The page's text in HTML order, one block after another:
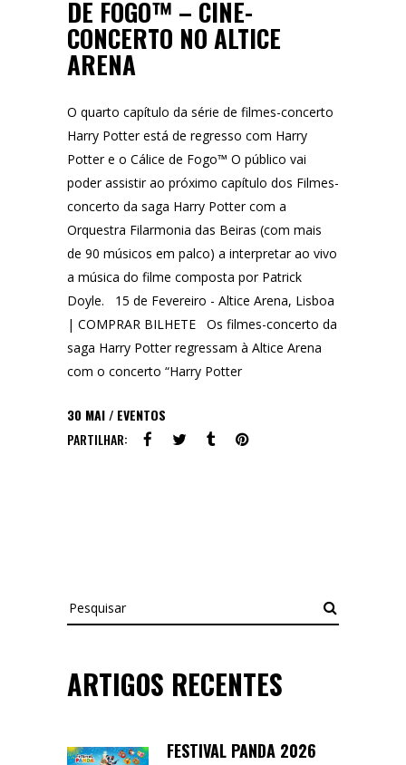
DE FOGO™ – CINE-
CONCERTO NO ALTICE
ARENA
O quarto capítulo da série de filmes-concerto
Harry Potter está de regresso com Harry
Potter e o Cálice de Fogo™ O público vai
poder assistir ao próximo capítulo dos Filmes-
concerto da saga Harry Potter com a
Orquestra Filarmonia das Beiras (com mais
de 90 músicos em palco) a interpretar ao vivo
a música do filme composta por Patrick
Doyle. 15 de Fevereiro - Altice Arena, Lisboa
| COMPRAR BILHETE Os filmes-concerto da
saga Harry Potter regressam à Altice Arena
com o concerto “Harry Potter
30 MAI
EVENTOS
PARTILHAR:
Pesquisar
ARTIGOS RECENTES
FESTIVAL PANDA 2026